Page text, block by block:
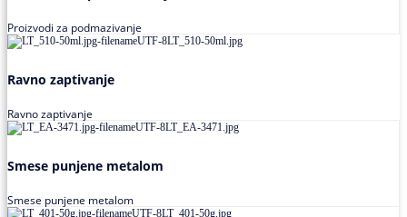
Proizvodi za podmazivanje
Ravno zaptivanje
Ravno zaptivanje
Smese punjene metalom
Smese punjene metalom